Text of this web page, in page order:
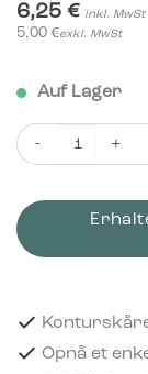
6,25 € inkl. MwSt
5,00 €exkl. MwSt
Auf Lager
Piktogram
Opnå et